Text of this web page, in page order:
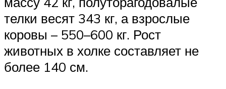
телки весят 343 кг, а взрослые
коровы – 550–600 кг. Рост
животных в холке составляет не
более 140 см.